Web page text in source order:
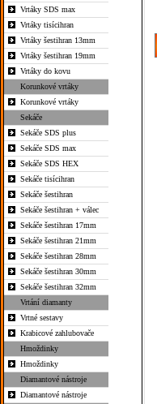
Vrtáky SDS max
Vrtáky tisícihran
Vrtáky šestihran 13mm
Vrtáky šestihran 19mm
Vrtáky do kovu
Korunkové vrtáky
Korunkové vrtáky
Sekáče
Sekáče SDS plus
Sekáče SDS max
Sekáče SDS HEX
Sekáče tisícihran
Sekáče šestihran
Sekáče šestihran + válec
Sekáče šestihran 17mm
Sekáče šestihran 21mm
Sekáče šestihran 28mm
Sekáče šestihran 30mm
Sekáče šestihran 32mm
Vrtání diamanty
Vrtné sestavy
Krabicové zahlubovače
Hmoždinky
Hmoždinky
Diamantové nástroje
Diamantové nástroje